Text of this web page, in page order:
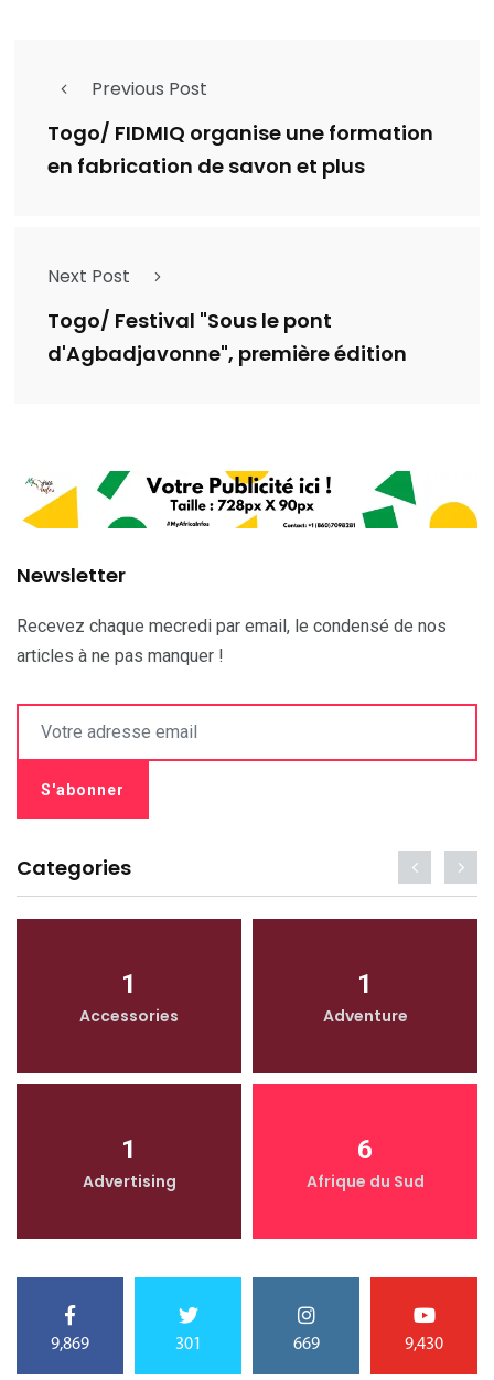
Previous Post
Togo/ FIDMIQ organise une formation
en fabrication de savon et plus
Next Post
Togo/ Festival "Sous le pont
d'Agbadjavonne", première édition
Newsletter
Recevez chaque mecredi par email, le condensé de nos
articles à ne pas manquer !
Categories
1
Accessories
1
Adventure
1
Advertising
6
Afrique du Sud
9,869 301 669 9,430